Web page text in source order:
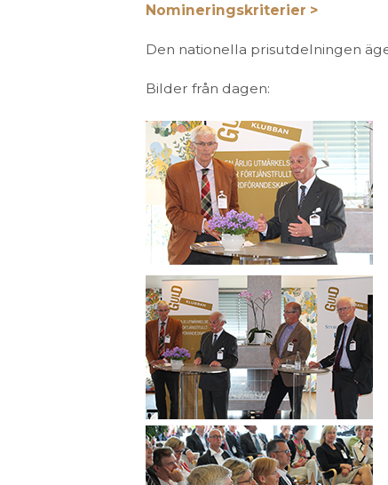
Nomineringskriterier >
Den nationella prisutdelningen
Bilder från dagen: